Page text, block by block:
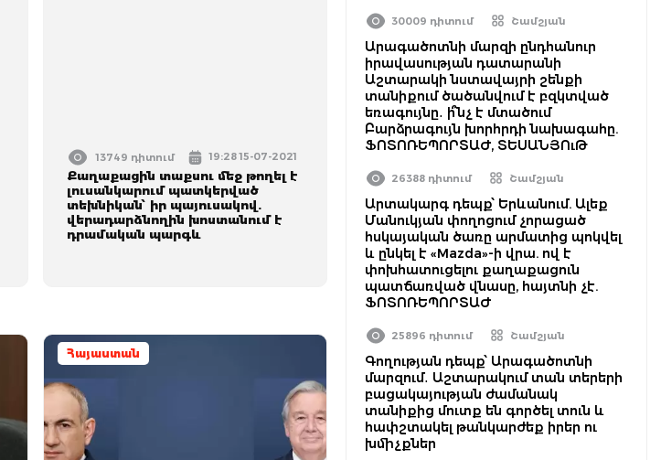
13749 դիտում 19:28 15-07-2021
Քաղաքացին տաքսու մեջ թողել է
լուսանկարում պատկերված
տեխնիկան՝ իր պայուսակով.
վերադարձնողին խոստանում է
դրամական պարգև
Հայաստան
30009 դիտում Շամշյան
Արագածոտնի մարզի ընդհանուր
իրավասության դատարանի
Աշտարակի նստավայրի շենքի
տանիքում ծածանվում է բզկտված
եռագույնը․ ի՞նչ է մտածում
Բարձրագույն խորհրդի նախագահը.
ՖՈՏՈՌԵՊՈՐՏԱԺ, ՏԵՍԱՆՅՈւԹ
26388 դիտում Շամշյան
Արտակարգ դեպք՝ Երևանում. Ալեք
Մանուկյան փողոցում չորացած
հսկայական ծառը արմատից պոկվել
և ընկել է «Mazda»-ի վրա. ով է
փոխհատուցելու քաղաքացուն
պատճառված վնասը, հայտնի չէ.
ՖՈՏՈՌԵՊՈՐՏԱԺ
25896 դիտում Շամշյան
Գողության դեպք՝ Արագածոտնի
մարզում․ Աշտարակում տան տերերի
բացակայության ժամանակ
տանիքից մուտք են գործել տուն և
հափշտակել թանկարժեք իրեր ու
խմիչքներ